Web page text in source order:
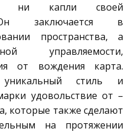
ни капли своей
Он заключается в
пространства, а
управляемости,
от вождения карта.
стиль и
удовольствие от –
которые также сделают
на протяжении